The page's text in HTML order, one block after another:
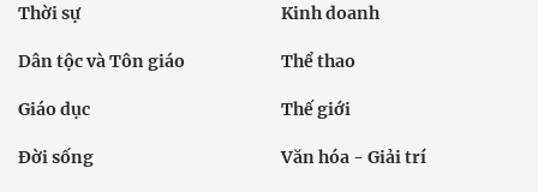
Thời sự Kinh doanh
Dân tộc và Tôn giáo Thể thao
Giáo dục Thế giới
Đời sống Văn hóa - Giải trí